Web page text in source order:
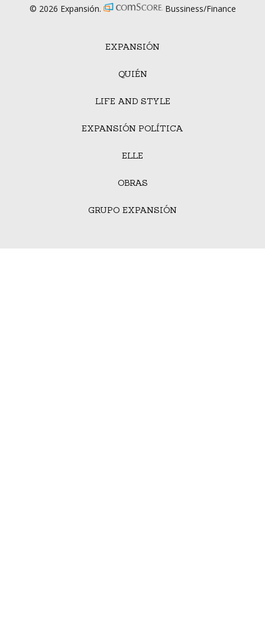
EXPANSIÓN
QUIÉN
LIFE AND STYLE
EXPANSIÓN POLÍTICA
ELLE
OBRAS
GRUPO EXPANSIÓN
© 2026 Expansión. Bussiness/Finance